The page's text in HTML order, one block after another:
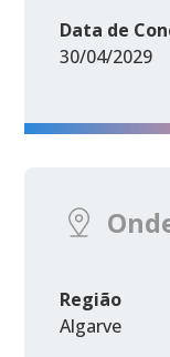
Data de
30/04/2029
Região
Algarve